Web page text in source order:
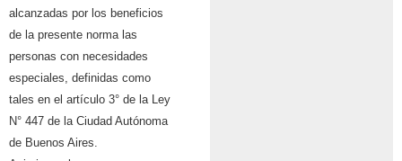
alcanzadas por los beneficios
de la presente norma las
personas con necesidades
especiales, definidas como
tales en el artículo 3° de la Ley
N° 447 de la Ciudad Autónoma
de Buenos Aires.